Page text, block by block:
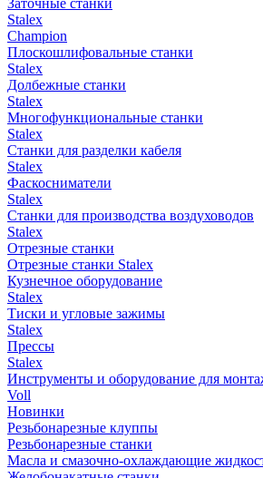
Заточные станки
Stalex
Champion
Плоскошлифовальные станки
Stalex
Долбежные станки
Stalex
Многофункциональные станки
Stalex
Станки для разделки кабеля
Stalex
Фаскосниматели
Stalex
Станки для производства воздуховодов
Stalex
Отрезные станки
Отрезные станки Stalex
Кузнечное оборудование
Stalex
Тиски и угловые зажимы
Stalex
Прессы
Stalex
Инструменты и оборудование для
Voll
Новинки
Резьбонарезные клуппы
Резьбонарезные станки
Масла и смазочно-охлаждающие